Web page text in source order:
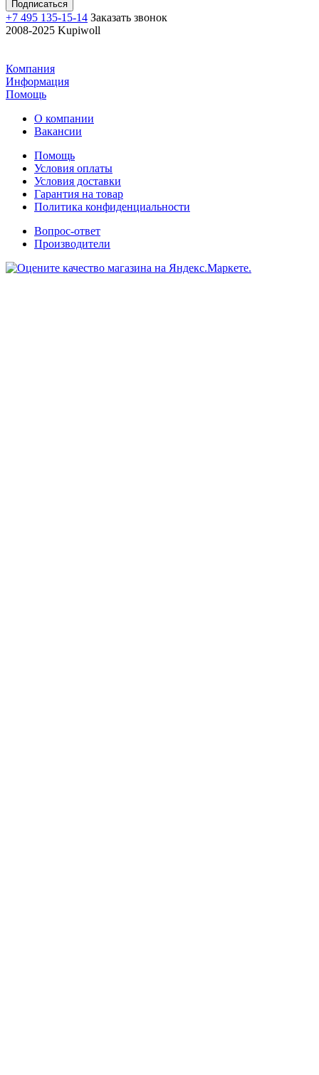
+7 495 135-15-14 Заказать звонок
2008-2025 Kupiwoll
Компания
Информация
Помощь
О компании
Вакансии
Помощь
Условия оплаты
Условия доставки
Гарантия на товар
Политика конфиденциальности
Вопрос-ответ
Производители